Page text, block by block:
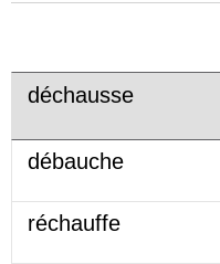
déchausse
débauche
réchauffe